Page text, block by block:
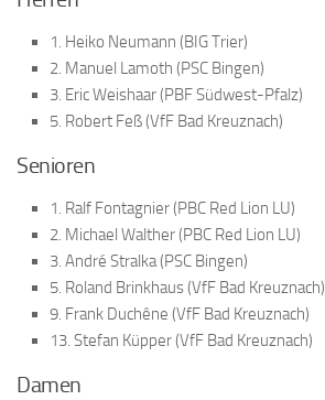
1. Heiko Neumann (BIG Trier)
2. Manuel Lamoth (PSC Bingen)
3. Eric Weishaar (PBF Südwest-Pfalz)
5. Robert Feß (VfF Bad Kreuznach)
Senioren
1. Ralf Fontagnier (PBC Red Lion LU)
2. Michael Walther (PBC Red Lion LU)
3. André Stralka (PSC Bingen)
5. Roland Brinkhaus (VfF Bad Kreuznach)
9. Frank Duchêne (VfF Bad Kreuznach)
13. Stefan Küpper (VfF Bad Kreuznach)
Damen